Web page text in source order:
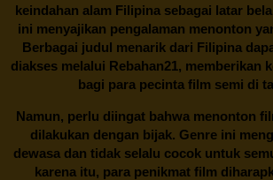
keindahan alam Filipina sebagai latar
ini menyajikan pengalaman menonton
Berbagai judul menarik dari Filipina
diakses melalui Rebahan21, memberikan
bagi para pecinta film semi di
Namun, perlu diingat bahwa menonton
dilakukan dengan bijak. Genre ini
dewasa dan tidak selalu cocok untuk
karena itu, para penikmat film